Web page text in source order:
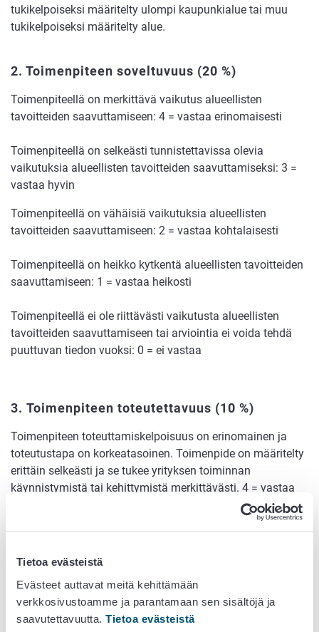
Tietoa evästeistä
Evästeet auttavat meitä kehittämään
verkkosivustoamme ja parantamaan sen sisältöjä ja
saavutettavuutta. Tietoa evästeistä
tukikelpoiseksi määritelty ulompi kaupunkialue tai muu
tukikelpoiseksi määritelty alue.
2. Toimenpiteen soveltuvuus (20 %)
Toimenpiteellä on merkittävä vaikutus alueellisten
tavoitteiden saavuttamiseen: 4 = vastaa erinomaisesti
Toimenpiteellä on selkeästi tunnistettavissa olevia
vaikutuksia alueellisten tavoitteiden saavuttamiseksi: 3 =
vastaa hyvin
Toimenpiteellä on vähäisiä vaikutuksia alueellisten
tavoitteiden saavuttamiseen: 2 = vastaa kohtalaisesti
Toimenpiteellä on heikko kytkentä alueellisten tavoitteiden
saavuttamiseen: 1 = vastaa heikosti
Toimenpiteellä ei ole riittävästi vaikutusta alueellisten
tavoitteiden saavuttamiseen tai arviointia ei voida tehdä
puuttuvan tiedon vuoksi: 0 = ei vastaa
3. Toimenpiteen toteutettavuus (10 %)
Toimenpiteen toteuttamiskelpoisuus on erinomainen ja
toteutustapa on korkeatasoinen. Toimenpide on määritelty
erittäin selkeästi ja se tukee yrityksen toiminnan
käynnistymistä tai kehittymistä merkittävästi. 4 = vastaa
Toimenpiteen toteuttamiskelpoisuus on hyvä ja
selkeästi ja se tukee yrityksen toiminnan käynnistymistä tai
kehittymistä kohtalaisesti: 3 = vastaa hyvin
Toimenpide on toteutettavissa ja sen toteutustapa vastaa